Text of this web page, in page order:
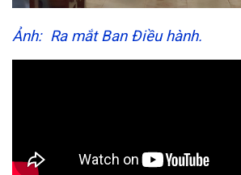
Ảnh: Ra mắt Ban Điều hành.